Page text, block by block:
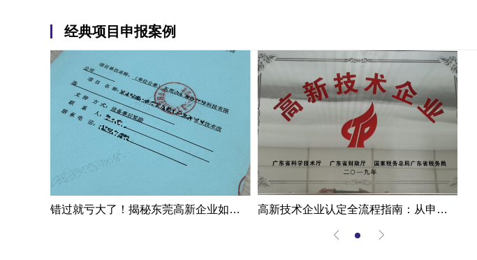
经典项目申报案例
错过就亏大了！揭秘东莞高新企业如何轻松拿下省级技术改造项目300万补贴 高新技术企业认定全流程指南：从申报到复审的成功经验分享